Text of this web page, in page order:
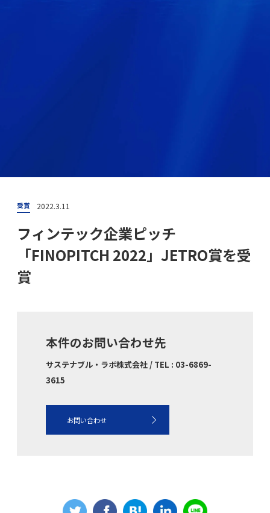
受賞 2022.3.11
フィンテック企業ピッチ
「FINOPITCH 2022」JETRO賞を受
賞
本件のお問い合わせ先
サステナブル・ラボ株式会社 / TEL : 03-6869-
3615
お問い合わせ